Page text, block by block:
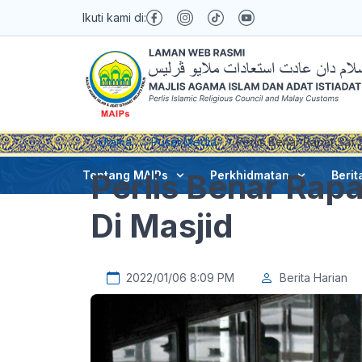
Ikuti kami di:
Tentang MAIPs Perkhidmatan
Utama Pusat Media Perlis Benar Rapat Saf
Perlis Benar
Di Masjid
2022/01/06 8:09 PM Berita Harian